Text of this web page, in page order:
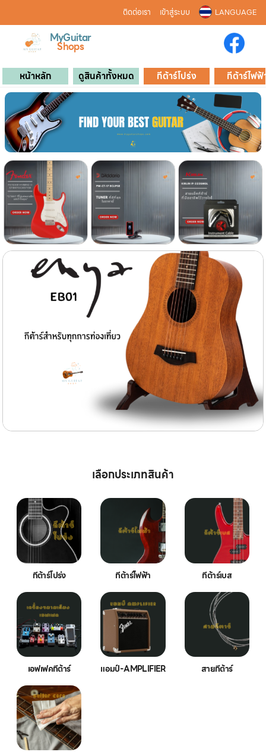
ติดต่อเรา เข้าสู่ระบบ LANGUAGE
MyGuitar
Shops
หน้าหลัก ดูสินค้าทั้งหมด กีต้าร์โปร่ง กีต้าร์ไฟฟ้
เลือกประเภทสินค้า
กีต้าร์โปร่ง กีต้าร์ไฟฟ้า กีต้าร์เบส
เอฟเฟคกีต้าร์ แอมป์-AMPLIFIER สายกีต้าร์